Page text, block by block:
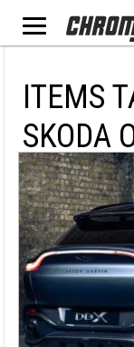
ITEMS
SKODA